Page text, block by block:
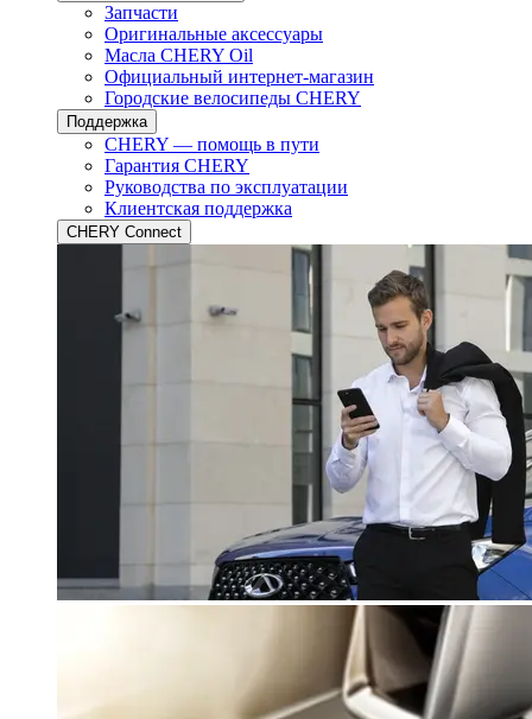
Запчасти
Оригинальные аксессуары
Масла CHERY Oil
Официальный интернет-магазин
Городские велосипеды CHERY
Поддержка
CHERY — помощь в пути
Гарантия CHERY
Руководства по эксплуатации
Клиентская поддержка
CHERY Connect